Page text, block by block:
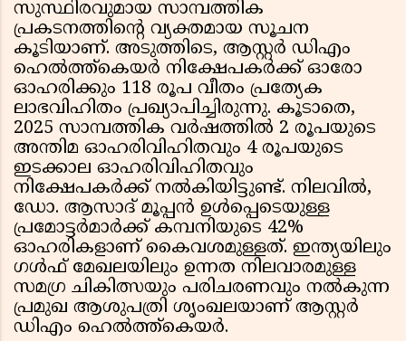
സുസ്ഥിരവുമായ സാമ്പത്തിക
പ്രകടനത്തിന്റെ വ്യക്തമായ സൂചന
കൂടിയാണ്. അടുത്തിടെ, ആസ്റ്റർ ഡിഎം
ഹെൽത്ത്കെയർ നിക്ഷേപകർക്ക് ഓരോ
ഓഹരിക്കും 118 രൂപ വീതം പ്രത്യേക
ലാഭവിഹിതം പ്രഖ്യാപിച്ചിരുന്നു. കൂടാതെ,
2025 സാമ്പത്തിക വർഷത്തിൽ 2 രൂപയുടെ
അന്തിമ ഓഹരിവിഹിതവും 4 രൂപയുടെ
ഇടക്കാല ഓഹരിവിഹിതവും
നിക്ഷേപകർക്ക് നൽകിയിട്ടുണ്ട്. നിലവിൽ,
ഡോ. ആസാദ് മൂപ്പൻ ഉൾപ്പെടെയുള്ള
പ്രമോട്ടർമാർക്ക് കമ്പനിയുടെ 42%
ഓഹരികളാണ് കൈവശമുള്ളത്. ഇന്ത്യയിലും
ഗൾഫ് മേഖലയിലും ഉന്നത നിലവാരമുള്ള
സമഗ്ര ചികിത്സയും പരിചരണവും നൽകുന്ന
പ്രമുഖ ആശുപത്രി ശൃംഖലയാണ് ആസ്റ്റർ
ഡിഎം ഹെൽത്ത്കെയർ.